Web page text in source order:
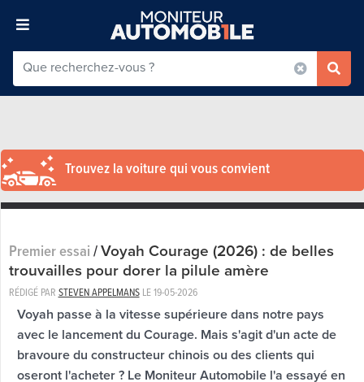
Trouvez la voiture qui vous convient
Premier essai/Voyah Courage (2026) : de belles
trouvailles pour dorer la pilule amère
RÉDIGÉ PAR STEVEN APPELMANSLE19-05-2026
Voyah passe à la vitesse supérieure dans notre pays
avec le lancement du Courage. Mais s'agit d'un acte de
bravoure du constructeur chinois ou des clients qui
oseront l'acheter ? Le Moniteur Automobile l'a essayé en